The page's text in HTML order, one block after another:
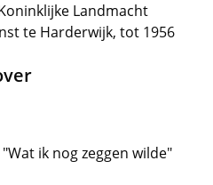
Landmacht
te Harderwijk, tot 1956
ik nog zeggen wilde"